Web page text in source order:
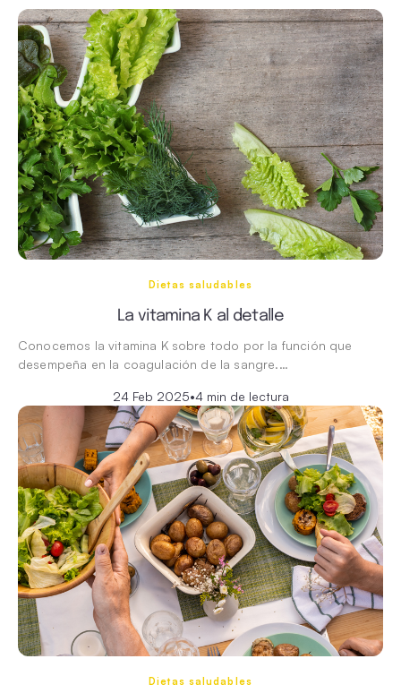
Dietas saludables
La vitamina K al detalle
Conocemos la vitamina K sobre todo por la función que
desempeña en la coagulación de la sangre.…
24 Feb 2025•4 min de lectura
Dietas saludables